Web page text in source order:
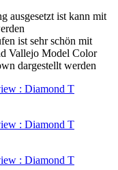
ausgesetzt ist kann mit
ist sehr schön mit
Vallejo Model Color
dargestellt werden